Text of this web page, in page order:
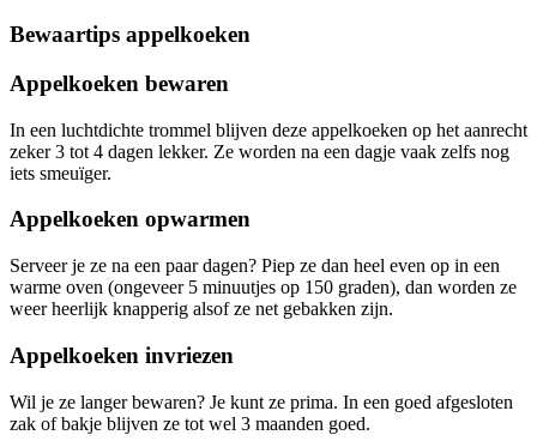
Bewaartips appelkoeken
Appelkoeken bewaren
In een luchtdichte trommel blijven deze appelkoeken op het aanrecht
zeker 3 tot 4 dagen lekker. Ze worden na een dagje vaak zelfs nog
iets smeuïger.
Appelkoeken opwarmen
Serveer je ze na een paar dagen? Piep ze dan heel even op in een
warme oven (ongeveer 5 minuutjes op 150 graden), dan worden ze
weer heerlijk knapperig alsof ze net gebakken zijn.
Appelkoeken invriezen
Wil je ze langer bewaren? Je kunt ze prima. In een goed afgesloten
zak of bakje blijven ze tot wel 3 maanden goed.